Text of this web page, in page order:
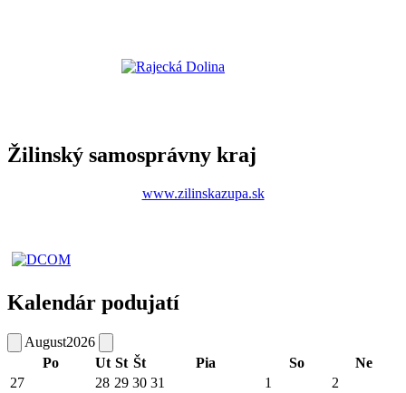
Žilinský samosprávny kraj
www.zilinskazupa.sk
Kalendár podujatí
August2026
Po
Ut St Št Pia So
Ne
27
28 29 30 31 1
2